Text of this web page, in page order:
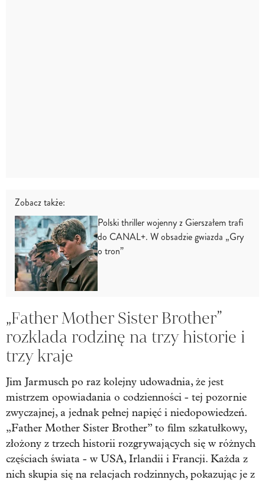
Zobacz także:
Polski thriller wojenny z Gierszałem trafi
do CANAL+. W obsadzie gwiazda „Gry
o tron”
„Father Mother Sister Brother”
rozklada rodzinę na trzy historie i
trzy kraje
Jim Jarmusch po raz kolejny udowadnia, że jest
mistrzem opowiadania o codzienności - tej pozornie
zwyczajnej, a jednak pełnej napięć i niedopowiedzeń.
„Father Mother Sister Brother” to film szkatułkowy,
złożony z trzech historii rozgrywających się w różnych
częściach świata - w USA, Irlandii i Francji. Każda z
nich skupia się na relacjach rodzinnych, pokazując je z